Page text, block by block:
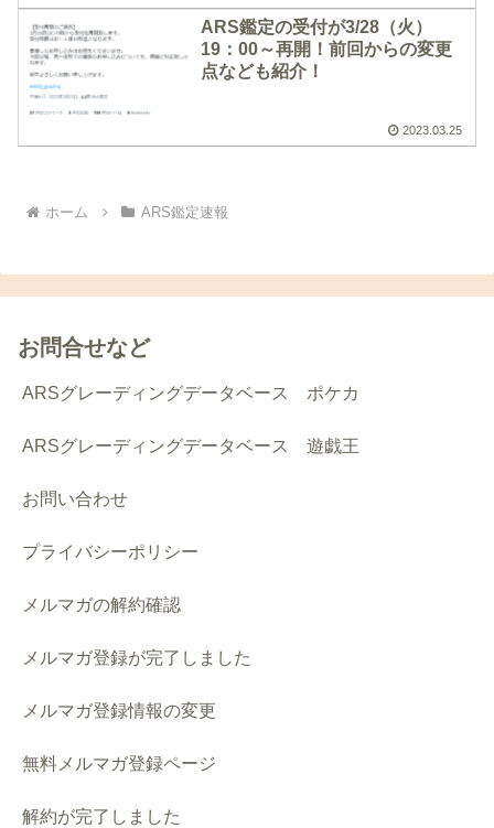
ARS鑑定の受付が3/28（火）
19：00～再開！前回からの変更
点なども紹介！
2023.03.25
ホーム ARS鑑定速報
お問合せなど
ARSグレーディングデータベース ポケカ
ARSグレーディングデータベース 遊戯王
お問い合わせ
プライバシーポリシー
メルマガの解約確認
メルマガ登録が完了しました
メルマガ登録情報の変更
無料メルマガ登録ページ
解約が完了しました